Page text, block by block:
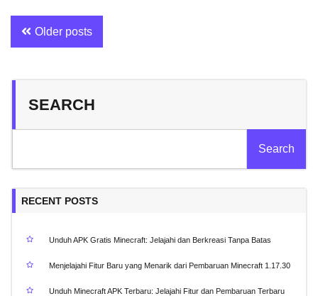
Posts
Older posts
SEARCH
Search
RECENT POSTS
Unduh APK Gratis Minecraft: Jelajahi dan Berkreasi Tanpa Batas
Menjelajahi Fitur Baru yang Menarik dari Pembaruan Minecraft 1.17.30
Unduh Minecraft APK Terbaru: Jelajahi Fitur dan Pembaruan Terbaru